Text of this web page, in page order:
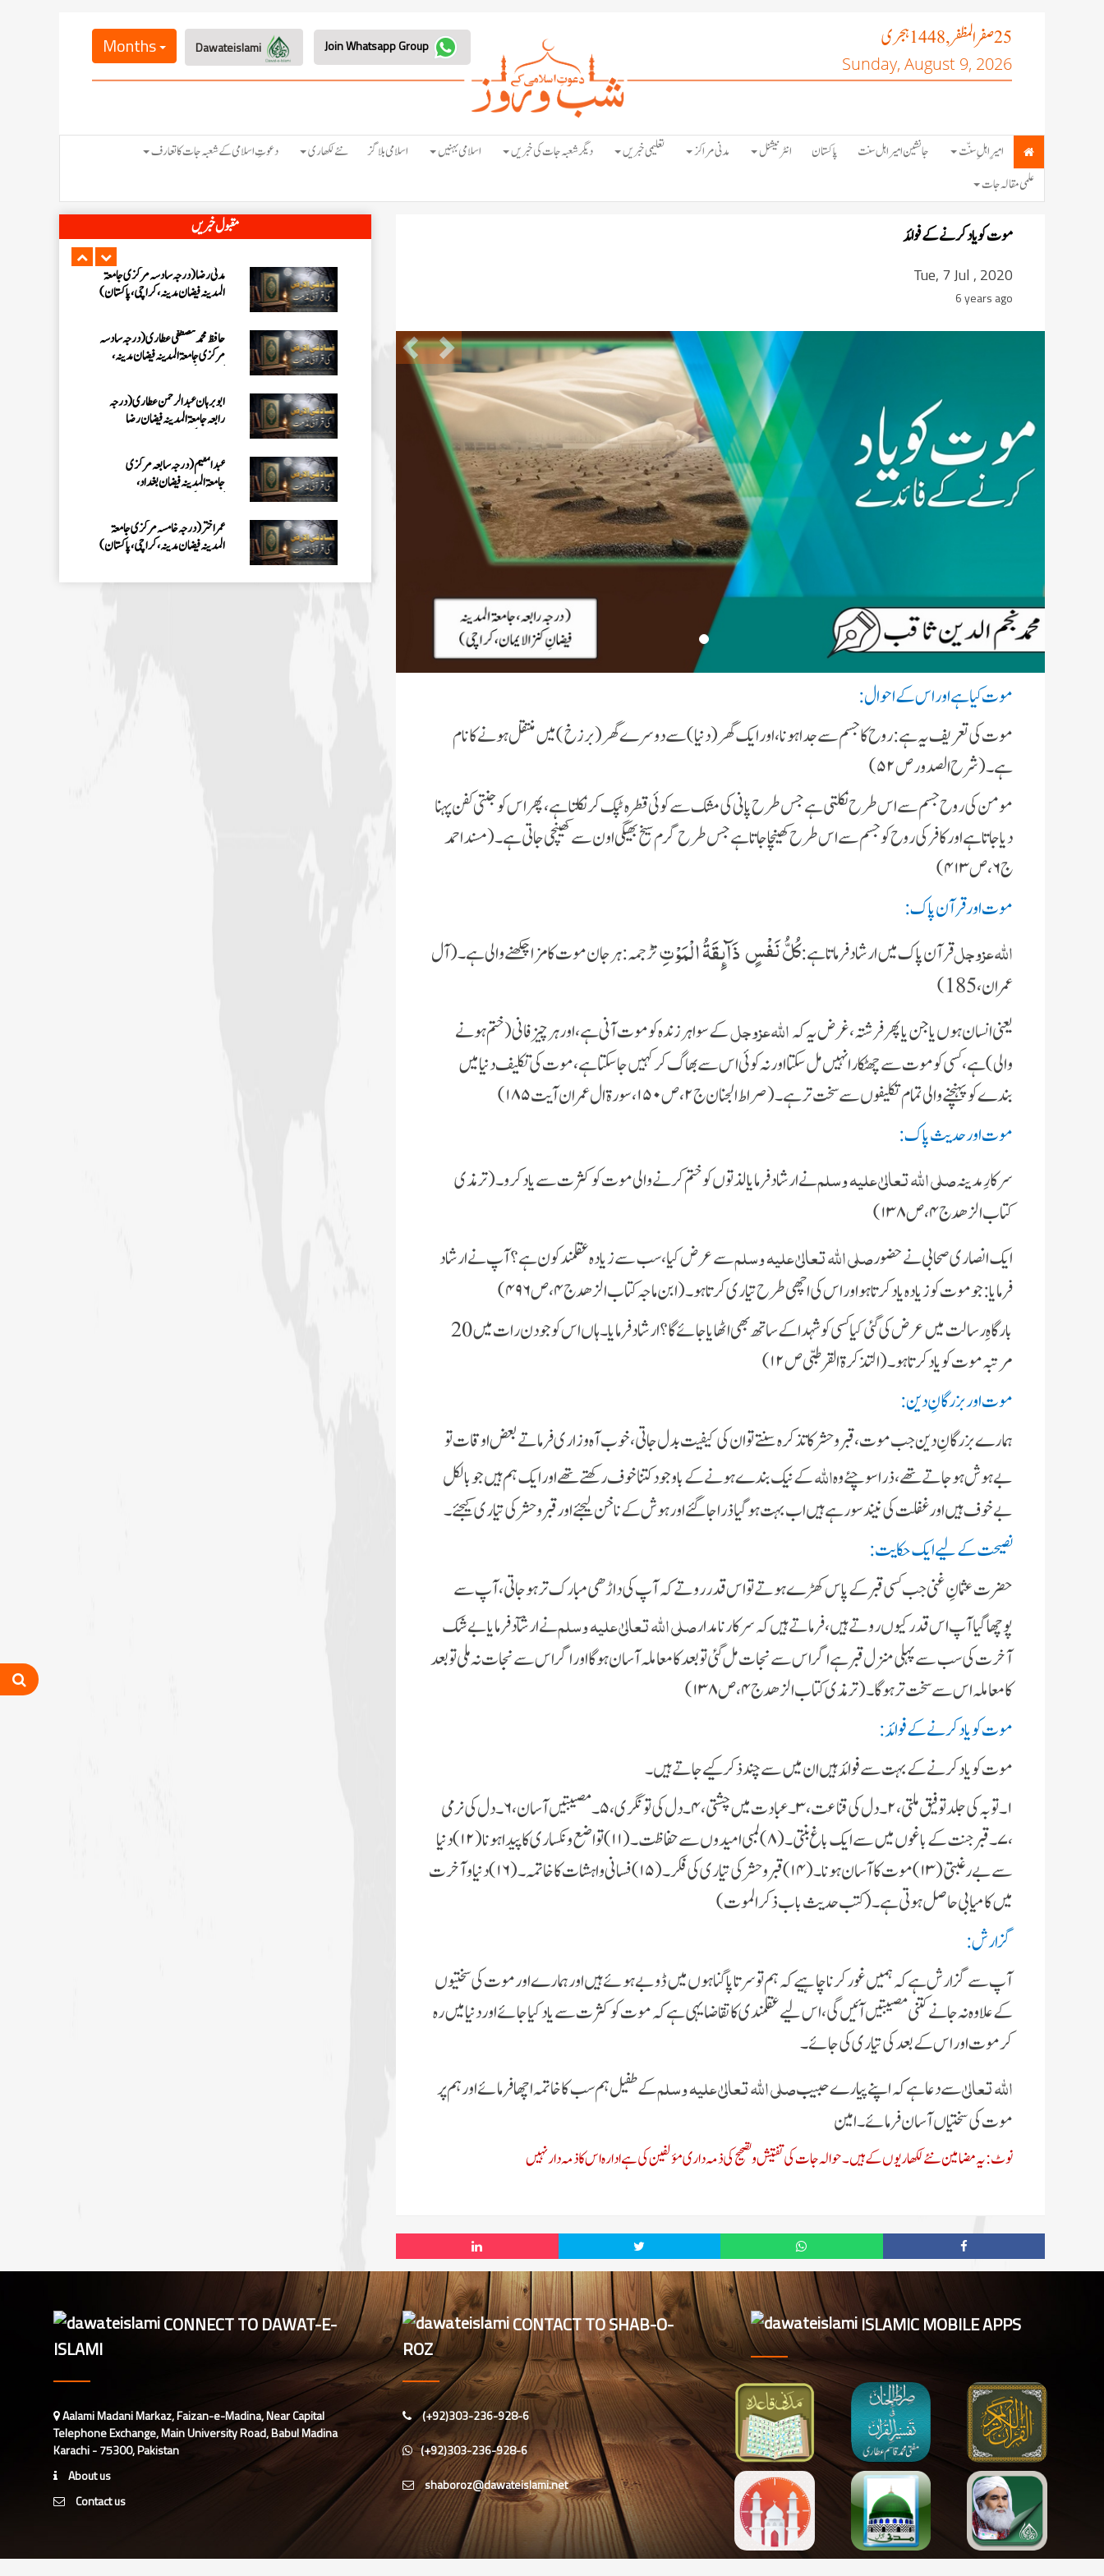
25صفر المظفر, 1448 ہجری
Sunday, August 9, 2026
Months
امیرِ اہلِ سنّت جانشین امیر اہل سنت پاکستان انٹرنیشنل مدنی مراکز تعلیمی خبریں دیگر شعبہ جات کی خبریں اسلامی بہنیں اسلامی بلاگز نئے لکھاری
دعوتِ اسلامی کے شعبہ جات کا تعارف
علمی مقالہ جات
موت کو ياد کرنے کے فوائد
Tue, 7 Jul , 2020
6 years ago
Previous Next
موت کيا ہے اور اس کے احوال :
موت کی تعریف یہ ہے : روح کا جسم سے جدا ہونا، اور ایک گھر (دنیا) سے دوسرے گھر ( برزخ) میں منتقل ہونے کا نام
ہے۔ (شرح الصدور ص ۵۲)
مومن کی روح جسم سے اس طرح نکلتی ہے جس طرح پانی کی مشک سے کوئی قطر ہ ٹپک کر نکلتا ہے، پھر اس کو جنتی کفن پہنا
دیا جاتا ہے اور کافر کی روح کو جسم سے اس طرح کھینچا جاتا ہے جس طرح گرم سیخ بھیگی اون سے کھینچی جاتی ہے۔( مسند احمد
ج ۶، ص ۴۱۳)
موت اور قرآن پاک:
اللہ عزوجلقرآن پاک میں ارشاد فرماتا ہے:كُلُّ نَفْسٍ ذَآىٕقَةُ الْمَوْتِؕترجمہ : ہر جان موت کا مزا چکھنے والی ہے۔(آل
عمران ،185)
یعنی انسان ہوں یا جن یا پھر فرشتہ ، غرض یہ کہاللہ عزوجلکے سوا ہر زندہ کو موت آنی ہے، اور ہر چیز فانی ( ختم ہونے
والی) ہے، کسی کو موت سے چھٹکارا نہیں مل سکتا اور نہ کوئی اس سے بھاگ کر کہیں جاسکتا ہے، موت کی تکلیف دنیا میں
بندے کو پہنچنے والی تمام تکلیفوں سے سخت تر ہے۔ (صراط الجنان ج ۲، ص ۱۵۰، سورة ال عمران آیت ۱۸۵)
موت اور حدیث پاک :
سرکارِ مدینہصلی اللہ تعالیٰ علیہ وسلمنے ارشاد فرمایا لذتوں کو ختم کرنے والی موت کو کثرت سے یاد کرو۔(ترمذی
کتاب الزھد ج ۴، ص ۱۳۸)
ایک انصاری صحابی نے حضورصلی اللہ تعالیٰ علیہ وسلمسے عرض کیا، سب سے زیادہ عقلمند کون ہے؟ آپ نے ارشاد
فرمایا: جو موت کو زیادہ یاد کرتا ہو اور اس کی اچھی طرح تیاری کرتا ہو۔(ا بن ماجہ کتاب الزھد ج ۴، ص ۴۹۶)
بارگاہِ رسالت میں عرض کی گئی کیا کسی کو شہدا کے ساتھ بھی اٹھایا جائے گا؟ ارشاد فرمایا۔ ہاں اس کو جو دن رات میں 20
مرتبہ موت کو یاد کرتا ہو۔(التذکرة القرطبی ص ۱۲)
موت اور بزرگانِ دین :
ہمارے بزرگانِ دین جب موت ، قبر و حشر کا تذکرہ سنتے تو ان کی کیفیت بدل جاتی، خوب آہ و زاری فرماتے بعض اوقات تو
بے ہوش ہوجاتے تھے، ذرا سوچئے وہاللہکے نیک بندے ہونے کے باوجود کتنا خوف رکھتے تھے اور ایک ہم ہیں جو بالکل
بے خوف ہیں اور غفلت کی نیند سورہے ہیں اب بہت ہوگیا ذرا جاگئے اورہوش کے ناخن لیجئے اور قبرو حشر کی تیاری کیجئے۔
نصیحت کے لیے ایک حکایت:
حضرت عثمانِ غنی جب کسی قبر کے پاس کھڑے ہوتے تو اس قدر روتے کہ آپ کی داڑھی مبارک تر ہوجاتی، آپ سے
پوچھا گیا آپ اس قدر کیوں روتے ہیں، فرماتے ہیں کہ سرکار نامدارصلی اللہ تعالیٰ علیہ وسلمنے ارشآد فرمایا بے شک
آخرت کی سب سے پہلی منزل قبر ہے اگر اس سے نجات مل گئی تو بعد کا معاملہ آسان ہوگا اور اگر اس سے نجات نہ ملی تو بعد
کا معاملہ اس سے سخت تر ہوگا۔ (ترمذی کتاب الزھد ج ۴، ص ۱۳۸)
موت کو یاد کرنے کے فوائد:
موت کو یاد کرنے کے بہت سے فوائد ہیں ان میں سے چند ذکر کیے جاتے ہیں۔
۱۔ توبہ کی جلد توفیق ملتی ،۲۔ دل کی قناعت ،۳۔ عبادت میں چشتی، ۴۔ دل کی تونگری ،۵۔مصیبتیں آسان، ۶۔دل کی نرمی
،۷۔ قبر جنت کے با غوں میں سے ایک باغ بنتی ۔(۸) لمبی امیدوں سے حفاظت۔(۱۱) تواضع و نکساری کا پیدا ہونا (۱۲) دنیا
سے بے رغبتی (۱۳) موت کا آسان ہونا۔(۱۴) قبر و حشر کی تیاری کی فکر ۔(۱۵) فسانی واہشات کا خاتمہ ۔(۱۶) دنیاو آخرت
میں کامیابی حاصل ہوتی ہے۔ (کتب حدیث باب ذکر الموت)
گزارش:
آپ سے گزارش ہے کہ ہمیں غور کرنا چاہیے کہ ہم تو سرتاپا گناہوں میں ڈوبے ہوئے ہیں اور ہمارے اور موت کی سختیوں
کے علاوہ نہ جانے کتنی مصیبتیں آئیں گی، اس لیے عقلمندی کا تقاضا یہی ہے کہ موت کو کثرت سے یاد کیا جائے اور دنیا میں رہ
کر موت اور اس کے بعد کی تیاری کی جائے۔
اللہ تعالیٰسے دعا ہے کہ اپنے پیارے حبیبصلی اللہ تعالیٰ علیہ وسلمکے طفیل ہم سب کا خاتمہ اچھا فرمائے اور ہم پر
موت کی سختیاں آسان فرمائے۔ امین
نوٹ: یہ مضامین نئے لکھاریوں کے ہیں۔حوالہ جات کی تفتیش و تصحیح کی ذمہ داری مؤلفین کی ہےادارہ اس کا ذمہ دار نہیں
مقبول خبریں
جامعۃ المدينہ فيضان عثمان غنى،
کراچی،پاکستان)
عبدالرؤف (درجہ سابعہ جامعۃ المدینہ
فیضان بغداد ،کراچی،پاکستان)
عبد الرسول (درجہ خامسہ مرکزی جامعۃ
المدینہ فیضان مدینہ ،کراچی ،پاکستان)
مدنی رضا(درجہ سادسہ مرکز ی جامعۃ
المدینہ فیضان مدینہ ،کراچی،پاکستان)
حافظ محمد مصطفٰی عطاری (درجہ سادسہ
مرکزی جامعۃالمدينہ فیضان مدینہ،
کراچی،پاکستان)
ابو برہان عبدالرحمن عطاری (درجہ
رابعہ جامعۃالمدینہ فیضان رضا
،لاہور،پاکستان)
عبدالمقیم (درجہ سابعہ مرکزی
جامعۃالمدینہ فیضان بغداد،
کراچی،پاکستان)
عمر اختر (درجہ خامسہ مرکزی جامعۃ
المدینہ فیضان مدینہ ،کراچی،پاکستان)
محمد وقاص (مرکزی جامعۃ المدینہ
CONNECT TO DAWAT-E-
ISLAMI
Aalami Madani Markaz, Faizan-e-Madina, Near Capital
Telephone Exchange, Main University Road, Babul Madina
Karachi - 75300, Pakistan
About us
Contact us
CONTACT TO SHAB-O-
ROZ
(+92)303-236-928-6
(+92)303-236-928-6
shaboroz@dawateislami.net
ISLAMIC MOBILE APPS